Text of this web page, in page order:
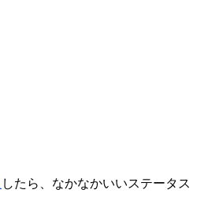
したら、なかなかいいステータス